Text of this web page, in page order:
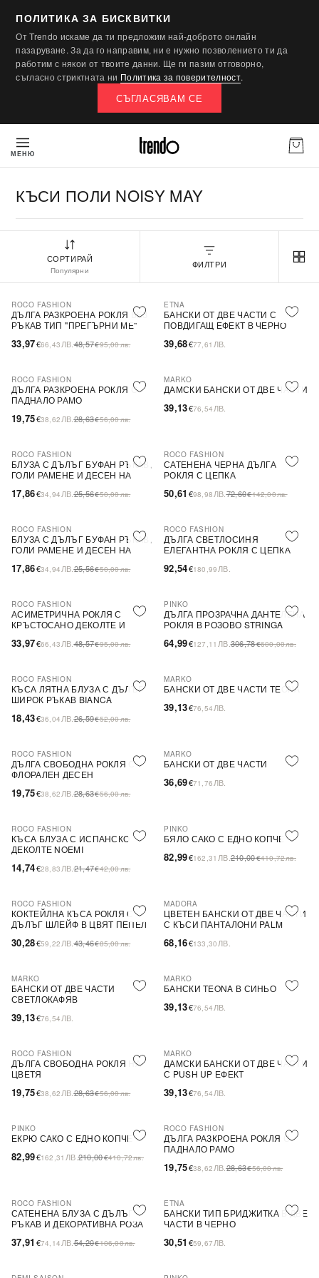
ПОЛИТИКА ЗА БИСКВИТКИ
От Trendo искаме да ти предложим най-доброто онлайн
пазаруване. За да го направим, ни е нужно позволението ти да
работим с някои от твоите данни. Ще ги пазим отговорно,
съгласно стриктната ни Политика за поверителност.
СЪГЛАСЯВАМ СЕ
МЕНЮ
КЪСИ ПОЛИ NOISY MAY
СОРТИРАЙ
Популярни
ФИЛТРИ
-30%
ROCO FASHION
ДЪЛГА РАЗКРОЕНА РОКЛЯ БЕЗ
РЪКАВ ТИП ''ПРЕГЪРНИ МЕ''
33,97€66,43 ЛВ.48,57€95,00лв.
ETNA
БАНСКИ ОТ ДВЕ ЧАСТИ С
ПОВДИГАЩ ЕФЕКТ В ЧЕРНО
39,68€77,61 ЛВ.
-31%
ROCO FASHION
ДЪЛГА РАЗКРОЕНА РОКЛЯ С
ПАДНАЛО РАМО
19,75€38,62 ЛВ.28,63€56,00лв.
MARKO
ДАМСКИ БАНСКИ ОТ ДВЕ ЧАСТИ
39,13€76,54 ЛВ.
-30%
ROCO FASHION
БЛУЗА С ДЪЛЪГ БУФАН РЪКАВ,
ГОЛИ РАМЕНЕ И ДЕСЕН НА
17,86€34,94 ЛВ.25,56€50,00лв.
-30%
ROCO FASHION
САТЕНЕНА ЧЕРНА ДЪЛГА
РОКЛЯ С ЦЕПКА
50,61 €98,98 ЛВ.72,60€142,00лв.
-30%
ROCO FASHION
БЛУЗА С ДЪЛЪГ БУФАН РЪКАВ,
ГОЛИ РАМЕНЕ И ДЕСЕН НА
17,86€34,94 ЛВ.25,56€50,00лв.
ROCO FASHION
ДЪЛГА СВЕТЛОСИНЯ
ЕЛЕГАНТНА РОКЛЯ С ЦЕПКА
92,54€180,99 ЛВ.
-30%
ROCO FASHION
АСИМЕТРИЧНА РОКЛЯ С
КРЪСТОСАНО ДЕКОЛТЕ И
33,97€66,43 ЛВ.48,57€95,00лв.
-79%
PINKO
ДЪЛГА ПРОЗРАЧНА ДАНТЕЛЕНА
РОКЛЯ В РОЗОВО STRINGA
64,99€127,11 ЛВ.306,78€600,00лв.
-31%
ROCO FASHION
КЪСА ЛЯТНА БЛУЗА С ДЪЛЪГ
ШИРОК РЪКАВ BIANCA
18,43€36,04 ЛВ.26,59€52,00лв.
MARKO
БАНСКИ ОТ ДВЕ ЧАСТИ TEONA
39,13€76,54 ЛВ.
-31%
ROCO FASHION
ДЪЛГА СВОБОДНА РОКЛЯ С
ФЛОРАЛЕН ДЕСЕН
19,75€38,62 ЛВ.28,63€56,00лв.
MARKO
БАНСКИ ОТ ДВЕ ЧАСТИ
36,69€71,76 ЛВ.
-31%
ROCO FASHION
КЪСА БЛУЗА С ИСПАНСКО
ДЕКОЛТЕ NOEMI
14,74€28,83 ЛВ.21,47€42,00лв.
-60%
PINKO
БЯЛО САКО С ЕДНО КОПЧЕ
82,99€162,31 ЛВ.210,00€410,72лв.
-30%
ROCO FASHION
КОКТЕЙЛНА КЪСА РОКЛЯ С
ДЪЛЪГ ШЛЕЙФ В ЦВЯТ ПЕПЕЛ
30,28€59,22 ЛВ.43,46€85,00лв.
MADORA
ЦВЕТЕН БАНСКИ ОТ ДВЕ ЧАСТИ
С КЪСИ ПАНТАЛОНИ PALM
68,16€133,30 ЛВ.
MARKO
БАНСКИ ОТ ДВЕ ЧАСТИ
СВЕТЛОКАФЯВ
39,13€76,54 ЛВ.
MARKO
БАНСКИ TEONA В СИНЬО
39,13€76,54 ЛВ.
-31%
ROCO FASHION
ДЪЛГА СВОБОДНА РОКЛЯ НА
ЦВЕТЯ
19,75€38,62 ЛВ.28,63€56,00лв.
MARKO
ДАМСКИ БАНСКИ ОТ ДВЕ ЧАСТИ
С PUSH UP ЕФЕКТ
39,13€76,54 ЛВ.
-60%
PINKO
ЕКРЮ САКО С ЕДНО КОПЧЕ
82,99€162,31 ЛВ.210,00€410,72лв.
-31%
ROCO FASHION
ДЪЛГА РАЗКРОЕНА РОКЛЯ С
ПАДНАЛО РАМО
19,75€38,62 ЛВ.28,63€56,00лв.
-30%
ROCO FASHION
САТЕНЕНА БЛУЗА С ДЪЛЪГ
РЪКАВ И ДЕКОРАТИВНА РОЗА
37,91 €74,14 ЛВ.54,20€106,00лв.
ETNA
БАНСКИ ТИП БРИДЖИТКА В ДВЕ
ЧАСТИ В ЧЕРНО
30,51 €59,67 ЛВ.